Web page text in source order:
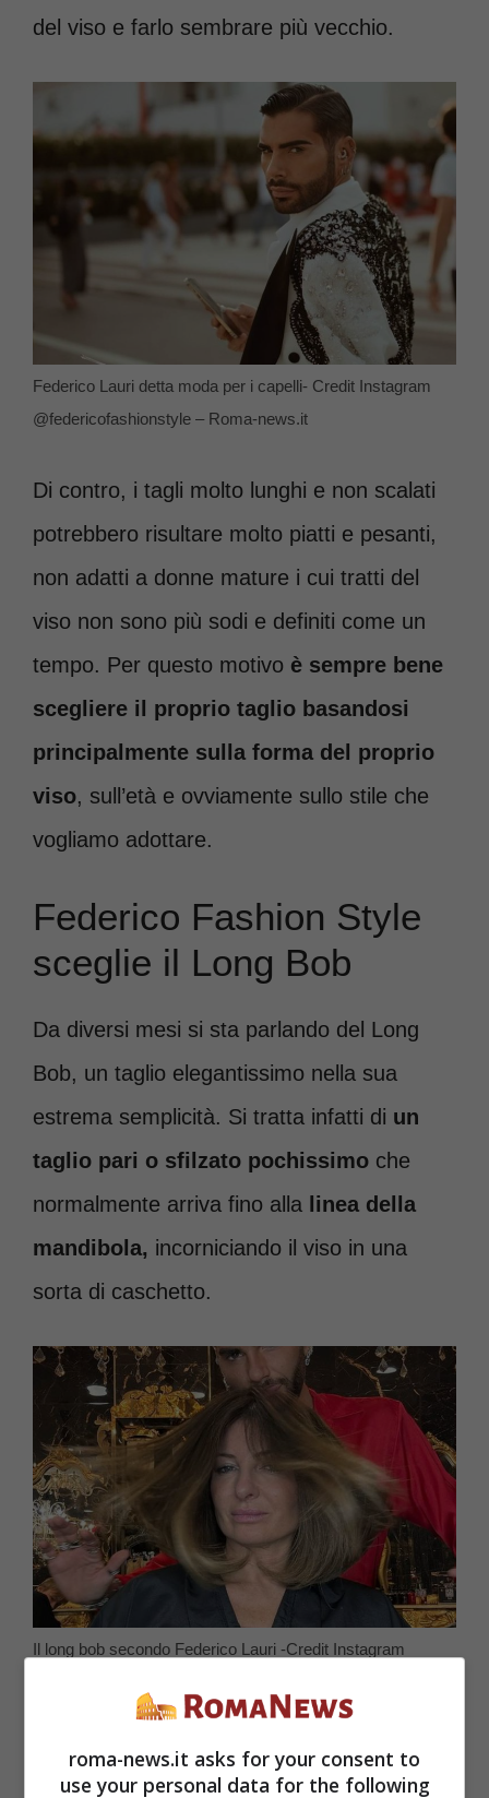
del viso e farlo sembrare più vecchio.
Federico Lauri detta moda per i capelli- Credit Instagram
@federicofashionstyle – Roma-news.it
Di contro, i tagli molto lunghi e non scalati
potrebbero risultare molto piatti e pesanti,
non adatti a donne mature i cui tratti del
viso non sono più sodi e definiti come un
tempo. Per questo motivo è sempre bene
scegliere il proprio taglio basandosi
principalmente sulla forma del proprio
viso, sull’età e ovviamente sullo stile che
vogliamo adottare.
Federico Fashion Style
sceglie il Long Bob
Da diversi mesi si sta parlando del Long
Bob, un taglio elegantissimo nella sua
estrema semplicità. Si tratta infatti di un
taglio pari o sfilzato pochissimo che
normalmente arriva fino alla linea della
mandibola, incorniciando il viso in una
sorta di caschetto.
Il long bob secondo Federico Lauri -Credit Instagram
Il long bob èun’acconciatura
roma-news.it asks for your consent to
use your personal data for the following